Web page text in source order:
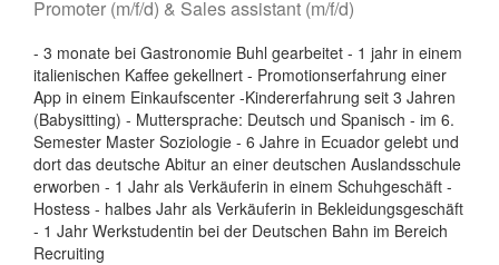
Promoter (m/f/d) & Sales assistant (m/f/d)
- 3 monate bei Gastronomie Buhl gearbeitet - 1 jahr in einem
italienischen Kaffee gekellnert - Promotionserfahrung einer
App in einem Einkaufscenter -Kindererfahrung seit 3 Jahren
(Babysitting) - Muttersprache: Deutsch und Spanisch - im 6.
Semester Master Soziologie - 6 Jahre in Ecuador gelebt und
dort das deutsche Abitur an einer deutschen Auslandsschule
erworben - 1 Jahr als Verkäuferin in einem Schuhgeschäft -
Hostess - halbes Jahr als Verkäuferin in Bekleidungsgeschäft
- 1 Jahr Werkstudentin bei der Deutschen Bahn im Bereich
Recruiting